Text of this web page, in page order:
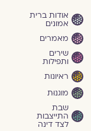
אודות ברית
אמונים
מאמרים
שירים
ותפילות
ראיונות
מוגנוּת
שבת
התייצבות
לצד דינה